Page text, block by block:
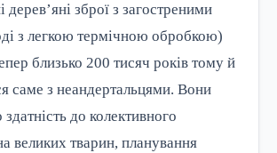
дерев’яні зброї з загостреними
з легкою термічною обробкою)
близько 200 тисяч років тому й
саме з неандертальцями. Вони
здатність до колективного
великих тварин, планування